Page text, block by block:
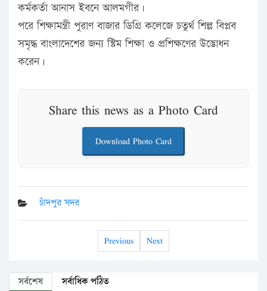
কর্মকর্তা আনাস ইবনে আলমগীর।
পরে শিক্ষামন্ত্রী পুরাণ বাজার ডিগ্রি কলেজে চতুর্থ শিল্প বিপ্লব
সমৃদ্ধ বাংলাদেশের জন্য স্টিম শিক্ষা ও প্রশিক্ষণের উদ্ভোধন
করেন।
Share this news as a Photo Card
Download Photo Card
চাঁদপুর সদর
Previous Next
সর্বশেষ সর্বাধিক পঠিত